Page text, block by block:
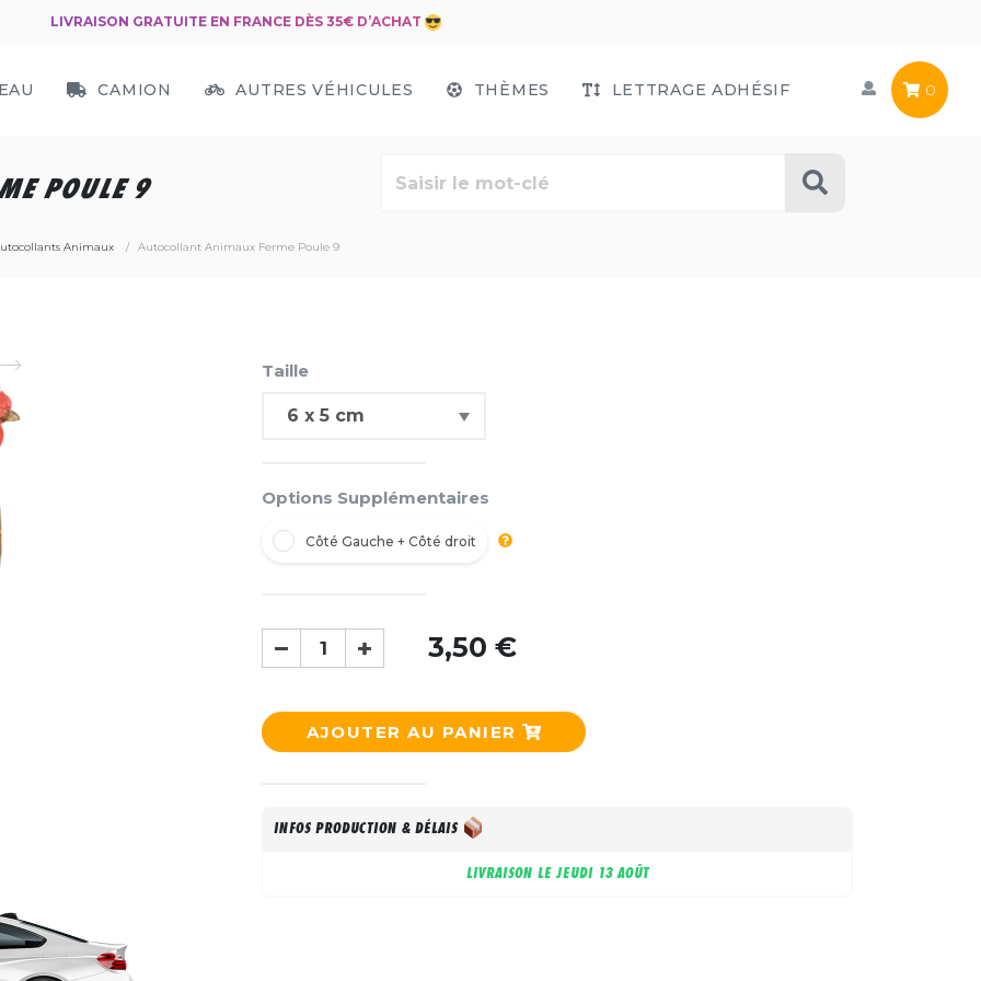
LIVRAISON GRATUITE EN FRANCE DÈS 35€ D’ACHAT
CAMION AUTRES VÉHICULES THÈMES LETTRAGE ADHÉSIF 0
POULE 9
Animaux Autocollant Animaux Ferme Poule 9
Taille
Options Supplémentaires
Côté Gauche + Côté droit
3,50 €
AJOUTER AU PANIER
INFOS PRODUCTION & DÉLAIS
LIVRAISON LEJEUDI 13 AOÛT